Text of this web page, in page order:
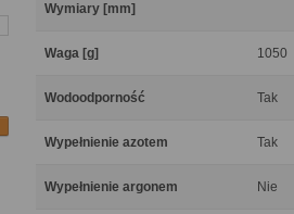
Wymiary [mm]
Waga [g] 1050
Wodoodporność Tak
Wypełnienie azotem Tak
Wypełnienie argonem Nie